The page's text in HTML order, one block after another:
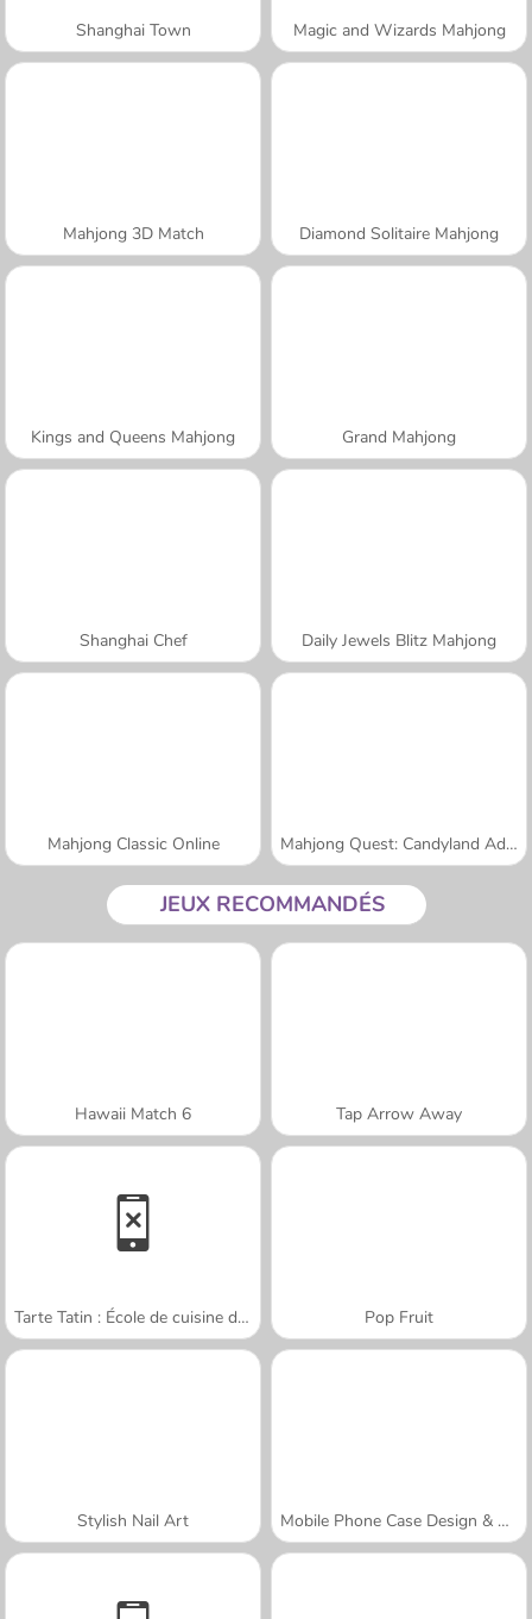
Shanghai Town Magic and Wizards Mahjong
Mahjong 3D Match Diamond Solitaire Mahjong
Kings and Queens Mahjong Grand Mahjong
Shanghai Chef Daily Jewels Blitz Mahjong
Mahjong Classic Online Mahjong Quest: Candyland Adventures
JEUX RECOMMANDÉS
Hawaii Match 6 Tap Arrow Away
Tarte Tatin : École de cuisine de Sara Pop Fruit
Stylish Nail Art Mobile Phone Case Design & DIY